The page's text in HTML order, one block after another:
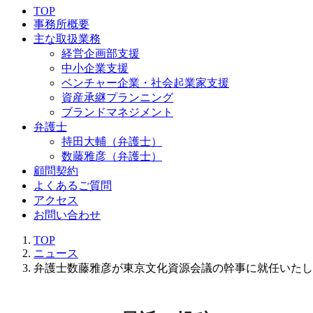
TOP
事務所概要
主な取扱業務
経営企画部支援
中小企業支援
ベンチャー企業・社会起業家支援
資産承継プランニング
ブランドマネジメント
弁護士
持田大輔（弁護士）
数藤雅彦（弁護士）
顧問契約
よくあるご質問
アクセス
お問い合わせ
TOP
ニュース
弁護士数藤雅彦が東京文化資源会議の幹事に就任いた